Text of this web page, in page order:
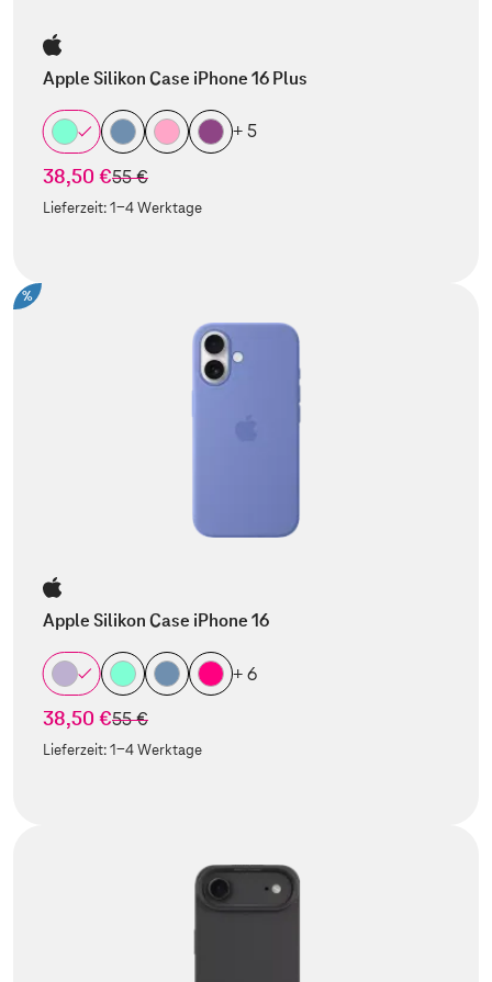
Apple Silikon Case iPhone 16 Plus
+ 5
38,50 €statt
55 €
Lieferzeit:1-4 Werktage
%
Apple Silikon Case iPhone 16
+ 6
38,50 €statt
55 €
Lieferzeit:1-4 Werktage